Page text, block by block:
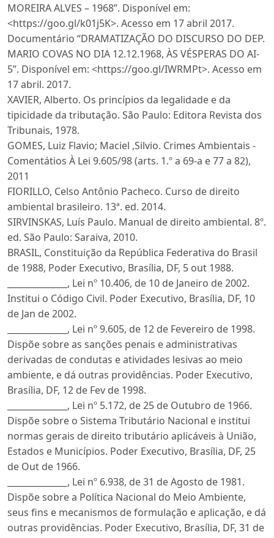
MOREIRA ALVES – 1968”. Disponível em:
<https://goo.gl/k01j5K>. Acesso em 17 abril 2017.
Documentário “DRAMATIZAÇÃO DO DISCURSO DO DEP.
MARIO COVAS NO DIA 12.12.1968, ÀS VÉSPERAS DO AI-
5”. Disponível em: <https://goo.gl/IWRMPt>. Acesso em
17 abril. 2017.
XAVIER, Alberto. Os princípios da legalidade e da
tipicidade da tributação. São Paulo: Editora Revista dos
Tribunais, 1978.
GOMES, Luiz Flavio; Maciel ,Silvio. Crimes Ambientais -
Comentátios À Lei 9.605/98 (arts. 1.º a 69-a e 77 a 82),
2011
FIORILLO, Celso Antônio Pacheco. Curso de direito
ambiental brasileiro. 13ª. ed. 2014.
SIRVINSKAS, Luís Paulo. Manual de direito ambiental. 8º.
ed. São Paulo: Saraiva, 2010.
BRASIL, Constituição da República Federativa do Brasil
de 1988, Poder Executivo, Brasília, DF, 5 out 1988.
______________, Lei nº 10.406, de 10 de Janeiro de 2002.
Institui o Código Civil. Poder Executivo, Brasília, DF, 10
de Jan de 2002.
______________, Lei nº 9.605, de 12 de Fevereiro de 1998.
Dispõe sobre as sanções penais e administrativas
derivadas de condutas e atividades lesivas ao meio
ambiente, e dá outras providências. Poder Executivo,
Brasília, DF, 12 de Fev de 1998.
______________, Lei nº 5.172, de 25 de Outubro de 1966.
Dispõe sobre o Sistema Tributário Nacional e institui
normas gerais de direito tributário aplicáveis à União,
Estados e Municípios. Poder Executivo, Brasília, DF, 25
de Out de 1966.
______________, Lei nº 6.938, de 31 de Agosto de 1981.
Dispõe sobre a Política Nacional do Meio Ambiente,
seus fins e mecanismos de formulação e aplicação, e dá
outras providências. Poder Executivo, Brasília, DF, 31 de